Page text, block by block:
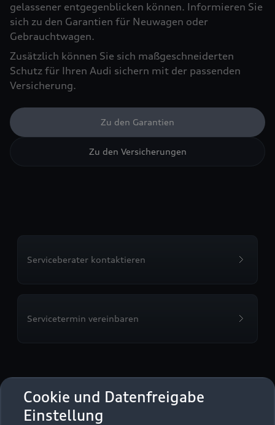
Cookie und Datenfreigabe
Einstellung
gelassener entgegenblicken können. Informieren Sie
sich zu den Garantien für Neuwagen oder
Gebrauchtwagen.
Zusätzlich können Sie sich maßgeschneiderten
Schutz für Ihren Audi sichern mit der passenden
Versicherung.
Zu den Garantien
Zu den Versicherungen
Serviceberater kontaktieren
Servicetermin vereinbaren
Autohaus Ruprecht GmbH
Servicepartner e-tron